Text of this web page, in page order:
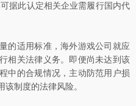
据此认定相关企业需履行国内代
的适用标准，海外游戏公司就应
相关法律义务。即便尚未达到该
中的合规情况，主动防范用户损
制度的法律风险。